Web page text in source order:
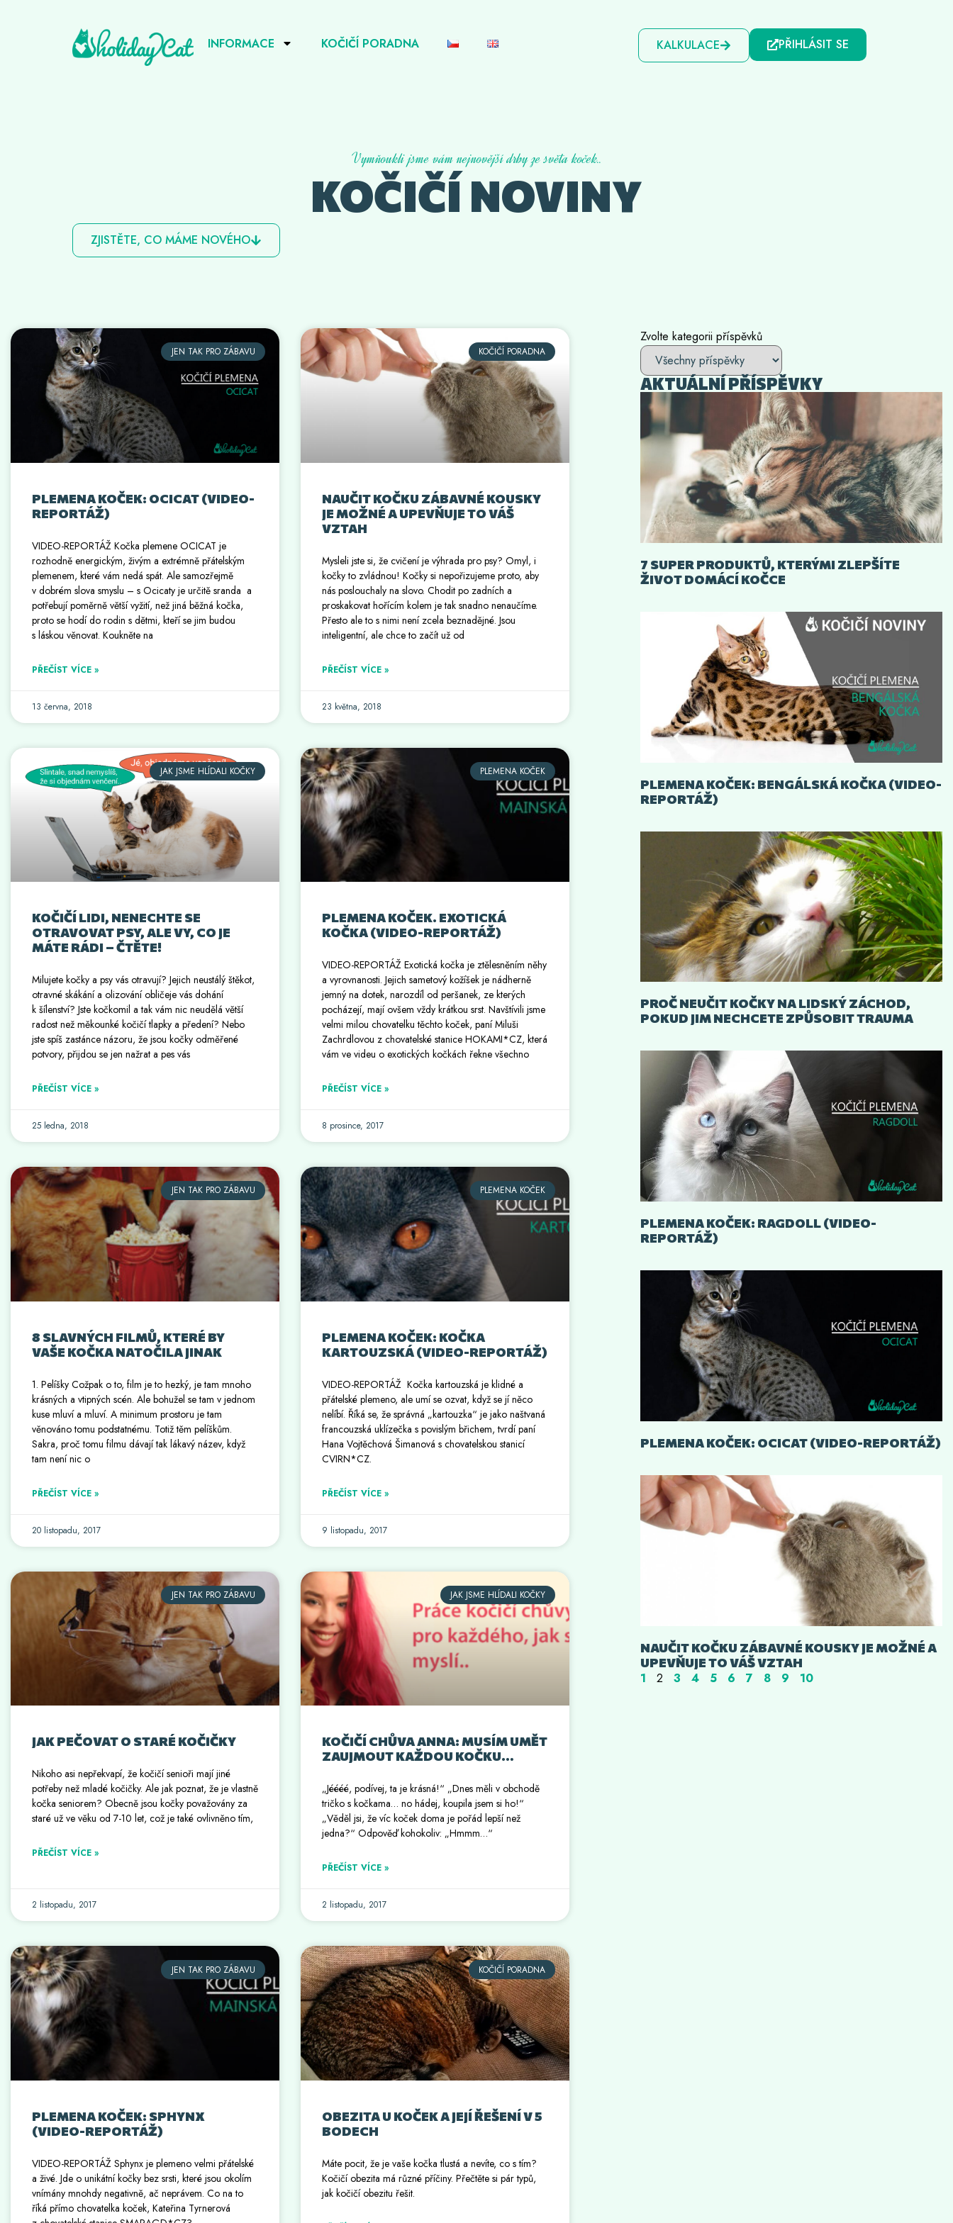
INFORMACE KOČIČÍ PORADNA KALKULACE PŘIHLÁSIT SE
Vymňoukli jsme vám nejnovější drby ze světa koček..
KOČIČÍ NOVINY
ZJISTĚTE, CO MÁME NOVÉHO
Zvolte kategorii příspěvků
AKTUÁLNÍ PŘÍSPĚVKY
7 SUPER PRODUKTŮ, KTERÝMI ZLEPŠÍTE
ŽIVOT DOMÁCÍ KOČCE
PLEMENA KOČEK: BENGÁLSKÁ KOČKA (VIDEO-
REPORTÁŽ)
PROČ NEUČIT KOČKY NA LIDSKÝ ZÁCHOD,
POKUD JIM NECHCETE ZPŮSOBIT TRAUMA
PLEMENA KOČEK: RAGDOLL (VIDEO-
REPORTÁŽ)
PLEMENA KOČEK: OCICAT (VIDEO-REPORTÁŽ)
NAUČIT KOČKU ZÁBAVNÉ KOUSKY JE MOŽNÉ A
UPEVŇUJE TO VÁŠ VZTAH
1 2 3 4 5 6 7 8 9 10
JEN TAK PRO ZÁBAVU
PLEMENA KOČEK: OCICAT (VIDEO-
REPORTÁŽ)
VIDEO-REPORTÁŽ Kočka plemene OCICAT je
rozhodně energickým, živým a extrémně přátelským
plemenem, které vám nedá spát. Ale samozřejmě
v dobrém slova smyslu – s Ocicaty je určitě sranda a
potřebují poměrně větší vyžití, než jiná běžná kočka,
proto se hodí do rodin s dětmi, kteří se jim budou
s láskou věnovat. Koukněte na
PŘEČÍST VÍCE »
13 června, 2018
KOČIČÍ PORADNA
NAUČIT KOČKU ZÁBAVNÉ KOUSKY
JE MOŽNÉ A UPEVŇUJE TO VÁŠ
VZTAH
Mysleli jste si, že cvičení je výhrada pro psy? Omyl, i
kočky to zvládnou! Kočky si nepořizujeme proto, aby
nás poslouchaly na slovo. Chodit po zadních a
proskakovat hořícím kolem je tak snadno nenaučíme.
Přesto ale to s nimi není zcela beznadějné. Jsou
inteligentní, ale chce to začít už od
PŘEČÍST VÍCE »
23 května, 2018
JAK JSME HLÍDALI KOČKY
KOČIČÍ LIDI, NENECHTE SE
OTRAVOVAT PSY, ALE VY, CO JE
MÁTE RÁDI – ČTĚTE!
Milujete kočky a psy vás otravují? Jejich neustálý štěkot,
otravné skákání a olizování obličeje vás dohání
k šílenství? Jste kočkomil a tak vám nic neudělá větší
radost než měkounké kočičí tlapky a předení? Nebo
jste spíš zastánce názoru, že jsou kočky odměřené
potvory, přijdou se jen nažrat a pes vás
PŘEČÍST VÍCE »
25 ledna, 2018
PLEMENA KOČEK
PLEMENA KOČEK. EXOTICKÁ
KOČKA (VIDEO-REPORTÁŽ)
VIDEO-REPORTÁŽ Exotická kočka je ztělesněním něhy
a vyrovnanosti. Jejich sametový kožíšek je nádherně
jemný na dotek, narozdíl od peršanek, ze kterých
pocházejí, mají ovšem vždy krátkou srst. Navštívili jsme
velmi milou chovatelku těchto koček, paní Miluši
Zachrdlovou z chovatelské stanice HOKAMI*CZ, která
vám ve videu o exotických kočkách řekne všechno
PŘEČÍST VÍCE »
8 prosince, 2017
JEN TAK PRO ZÁBAVU
8 SLAVNÝCH FILMŮ, KTERÉ BY
VAŠE KOČKA NATOČILA JINAK
1. Pelíšky Cožpak o to, film je to hezký, je tam mnoho
krásných a vtipných scén. Ale bohužel se tam v jednom
kuse mluví a mluví. A minimum prostoru je tam
věnováno tomu podstatnému. Totiž těm pelíškům.
Sakra, proč tomu filmu dávají tak lákavý název, když
tam není nic o
PŘEČÍST VÍCE »
20 listopadu, 2017
PLEMENA KOČEK
PLEMENA KOČEK: KOČKA
KARTOUZSKÁ (VIDEO-REPORTÁŽ)
VIDEO-REPORTÁŽ Kočka kartouzská je klidné a
přátelské plemeno, ale umí se ozvat, když se jí něco
nelíbí. Říká se, že správná „kartouzka“ je jako naštvaná
francouzská uklízečka s povislým břichem, tvrdí paní
Hana Vojtěchová Šimanová s chovatelskou stanicí
CVIRN*CZ.
PŘEČÍST VÍCE »
9 listopadu, 2017
JEN TAK PRO ZÁBAVU
JAK PEČOVAT O STARÉ KOČIČKY
Nikoho asi nepřekvapí, že kočičí senioři mají jiné
potřeby než mladé kočičky. Ale jak poznat, že je vlastně
kočka seniorem? Obecně jsou kočky považovány za
staré už ve věku od 7-10 let, což je také ovlivněno tím,
PŘEČÍST VÍCE »
2 listopadu, 2017
JAK JSME HLÍDALI KOČKY
KOČIČÍ CHŮVA ANNA: MUSÍM UMĚT
ZAUJMOUT KAŽDOU KOČKU…
„Jéééé, podívej, ta je krásná!“ „Dnes měli v obchodě
tričko s kočkama… no hádej, koupila jsem si ho!“
„Věděl jsi, že víc koček doma je pořád lepší než
jedna?“ Odpověď kohokoliv: „Hmmm…“
PŘEČÍST VÍCE »
2 listopadu, 2017
JEN TAK PRO ZÁBAVU
PLEMENA KOČEK: SPHYNX
(VIDEO-REPORTÁŽ)
VIDEO-REPORTÁŽ Sphynx je plemeno velmi přátelské
a živé. Jde o unikátní kočky bez srsti, které jsou okolím
vnímány mnohdy negativně, ač neprávem. Co na to
říká přímo chovatelka koček, Kateřina Tyrnerová
KOČIČÍ PORADNA
OBEZITA U KOČEK A JEJÍ ŘEŠENÍ V 5
BODECH
Máte pocit, že je vaše kočka tlustá a nevíte, co s tím?
Kočičí obezita má různé příčiny. Přečtěte si pár typů,
jak kočičí obezitu řešit.